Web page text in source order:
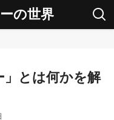
の世界
」とは何かを解